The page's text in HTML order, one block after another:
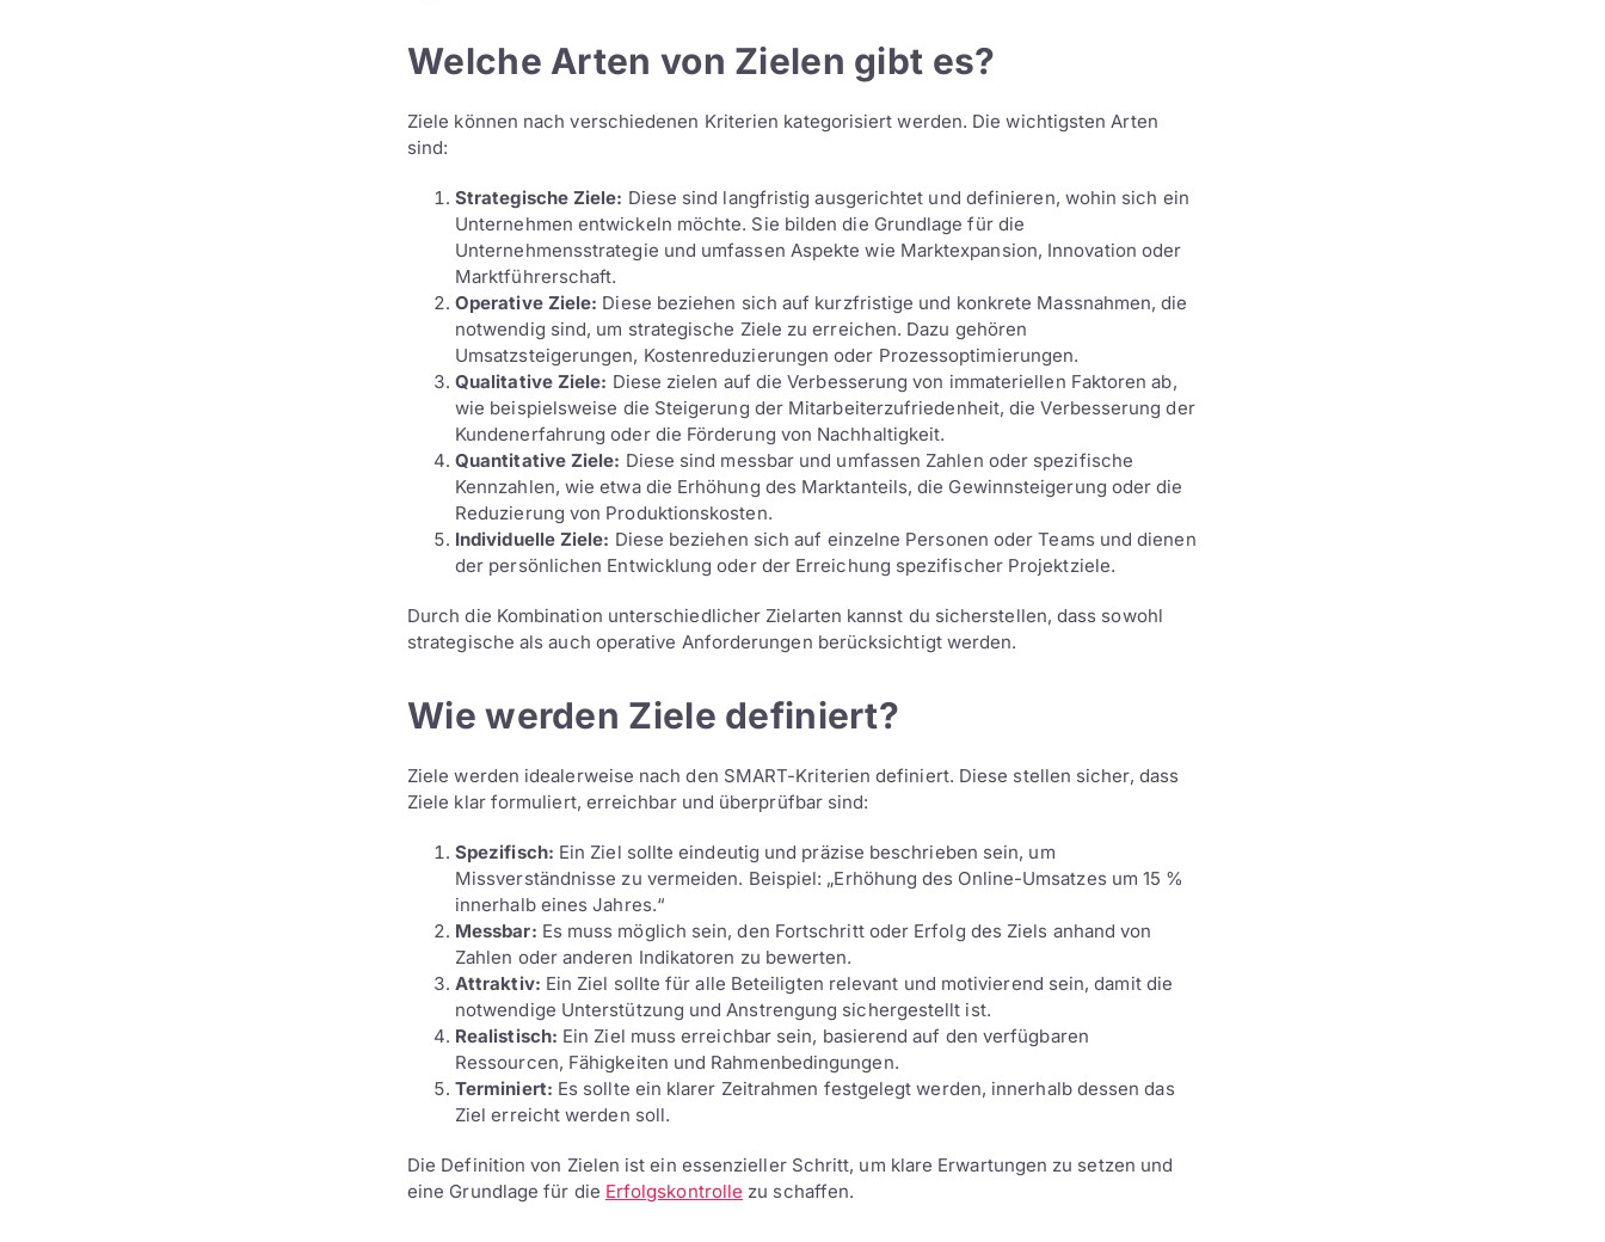
Welche Arten von Zielen gibt es?
Ziele können nach verschiedenen Kriterien kategorisiert werden. Die wichtigsten Arten
sind:
Strategische Ziele: Diese sind langfristig ausgerichtet und definieren, wohin sich ein
Unternehmen entwickeln möchte. Sie bilden die Grundlage für die
Unternehmensstrategie und umfassen Aspekte wie Marktexpansion, Innovation oder
Marktführerschaft.
Operative Ziele: Diese beziehen sich auf kurzfristige und konkrete Massnahmen, die
notwendig sind, um strategische Ziele zu erreichen. Dazu gehören
Umsatzsteigerungen, Kostenreduzierungen oder Prozessoptimierungen.
Qualitative Ziele: Diese zielen auf die Verbesserung von immateriellen Faktoren ab,
wie beispielsweise die Steigerung der Mitarbeiterzufriedenheit, die Verbesserung der
Kundenerfahrung oder die Förderung von Nachhaltigkeit.
Quantitative Ziele: Diese sind messbar und umfassen Zahlen oder spezifische
Kennzahlen, wie etwa die Erhöhung des Marktanteils, die Gewinnsteigerung oder die
Reduzierung von Produktionskosten.
Individuelle Ziele: Diese beziehen sich auf einzelne Personen oder Teams und dienen
der persönlichen Entwicklung oder der Erreichung spezifischer Projektziele.
Durch die Kombination unterschiedlicher Zielarten kannst du sicherstellen, dass sowohl
strategische als auch operative Anforderungen berücksichtigt werden.
Wie werden Ziele definiert?
Ziele werden idealerweise nach den SMART-Kriterien definiert. Diese stellen sicher, dass
Ziele klar formuliert, erreichbar und überprüfbar sind:
Spezifisch: Ein Ziel sollte eindeutig und präzise beschrieben sein, um
Missverständnisse zu vermeiden. Beispiel: „Erhöhung des Online-Umsatzes um 15 %
innerhalb eines Jahres.“
Messbar: Es muss möglich sein, den Fortschritt oder Erfolg des Ziels anhand von
Zahlen oder anderen Indikatoren zu bewerten.
Attraktiv: Ein Ziel sollte für alle Beteiligten relevant und motivierend sein, damit die
notwendige Unterstützung und Anstrengung sichergestellt ist.
Realistisch: Ein Ziel muss erreichbar sein, basierend auf den verfügbaren
Ressourcen, Fähigkeiten und Rahmenbedingungen.
Terminiert: Es sollte ein klarer Zeitrahmen festgelegt werden, innerhalb dessen das
Ziel erreicht werden soll.
Die Definition von Zielen ist ein essenzieller Schritt, um klare Erwartungen zu setzen und
eine Grundlage für die Erfolgskontrolle zu schaffen.